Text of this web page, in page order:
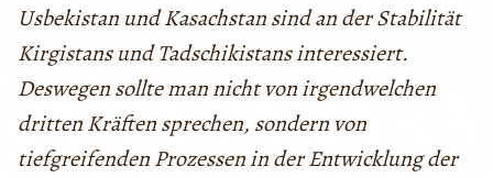
Usbekistan und Kasachstan sind an der Stabilität
Kirgistans und Tadschikistans interessiert.
Deswegen sollte man nicht von irgendwelchen
dritten Kräften sprechen, sondern von
tiefgreifenden Prozessen in der Entwicklung der